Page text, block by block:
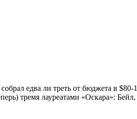
едва ли треть от бюджета в
тремя лауреатами «Оскара»: